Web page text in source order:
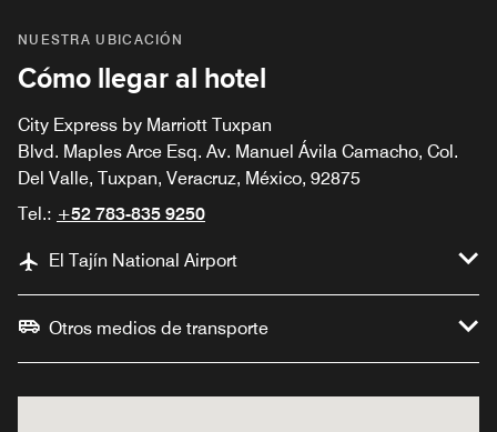
NUESTRA UBICACIÓN
Cómo llegar al hotel
City Express by Marriott Tuxpan
Blvd. Maples Arce Esq. Av. Manuel Ávila Camacho, Col.
Del Valle, Tuxpan, Veracruz, México, 92875
Tel.: +52 783-835 9250
El Tajín National Airport
Otros medios de transporte